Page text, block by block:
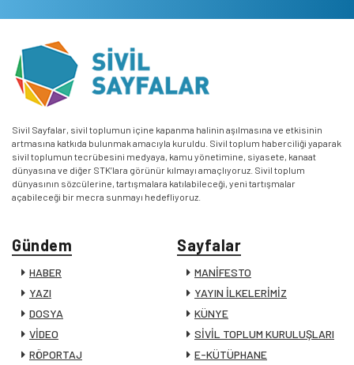
Sivil Sayfalar, sivil toplumun içine kapanma halinin aşılmasına ve etkisinin
artmasına katkıda bulunmak amacıyla kuruldu. Sivil toplum haberciliği yaparak
sivil toplumun tecrübesini medyaya, kamu yönetimine, siyasete, kanaat
dünyasına ve diğer STK’lara görünür kılmayı amaçlıyoruz. Sivil toplum
dünyasının sözcülerine, tartışmalara katılabileceği, yeni tartışmalar
açabileceği bir mecra sunmayı hedefliyoruz.
Gündem
HABER
YAZI
DOSYA
VİDEO
RÖPORTAJ
Sayfalar
MANİFESTO
YAYIN İLKELERİMİZ
KÜNYE
SİVİL TOPLUM KURULUŞLARI
E-KÜTÜPHANE